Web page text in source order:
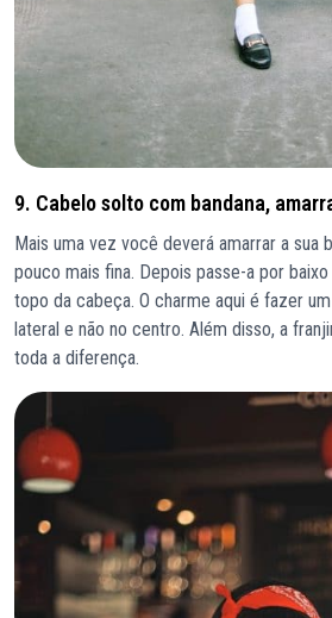
9. Cabelo solto com bandana,
Mais uma vez você deverá amarrar a sua
pouco mais fina. Depois passe-a por
topo da cabeça. O charme aqui é fazer
lateral e não no centro. Além disso, a
toda a diferença.